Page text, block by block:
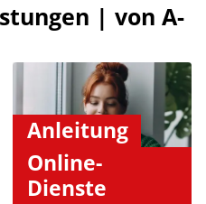
| von A-
Anleitung
Online-
Dienste